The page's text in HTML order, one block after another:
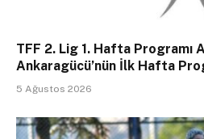
TFF 2. Lig 1. Hafta Programı
Ankaragücü’nün İlk Hafta
5 Ağustos 2026